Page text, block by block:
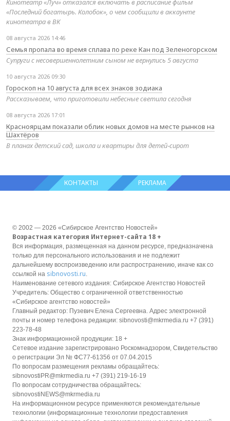
«Последний богатырь. Колобок», о чем сообщили в аккаунте
кинотеатра в ВК
08 августа 2026 14:46
Семья пропала во время сплава по реке Кан под Зеленогорском
Супруги с несовершеннолетним сыном не вернулись 5 августа
10 августа 2026 09:30
Гороскоп на 10 августа для всех знаков зодиака
Рассказываем, что приготовили небесные светила сегодня
08 августа 2026 17:01
Красноярцам показали облик новых домов на месте рынков на
Шахтёров
В планах детский сад, школа и квартиры для детей‑сирот
КОНТАКТЫ РЕКЛАМА
© 2002 — 2026 «Сибирское Агентство Новостей»
Возрастная категория Интернет-сайта 18 +
Вся информация, размещенная на данном ресурсе, предназначена
только для персонального использования и не подлежит
дальнейшему воспроизведению или распространению, иначе как со
ссылкой на sibnovosti.ru
Наименование сетевого издания: Сибирское Агентство Новостей
Учредитель: Общество с ограниченной ответственностью
«Сибирское агентство новостей»
Главный редактор: Пузевич Елена Сергеевна. Адрес электронной
почты и номер телефона редакции: sibnovosti@mkrmedia.ru +7 (391)
223-78-48
Знак информационной продукции: 18 +
Сетевое издание зарегистрировано Роскомнадзором, Свидетельство
о регистрации Эл № ФС77-61356 от 07.04.2015
По вопросам размещения рекламы обращайтесь:
sibnovostiPR@mkrmedia.ru +7 (391) 219-16-19
По вопросам сотрудничества обращайтесь:
sibnovostiNEWS@mkrmedia.ru
На информационном ресурсе применяются рекомендательные
технологии (информационные технологии предоставления